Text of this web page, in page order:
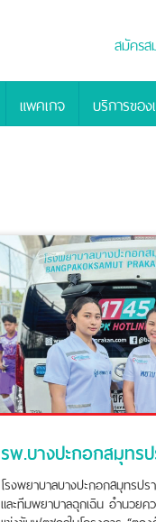
สมัคร
แพคเกจ บริการของ
โรงพยาบาลบางปะกอกสมุทรป
และทีมพยาบาลฉุกเฉิน อำนวยค